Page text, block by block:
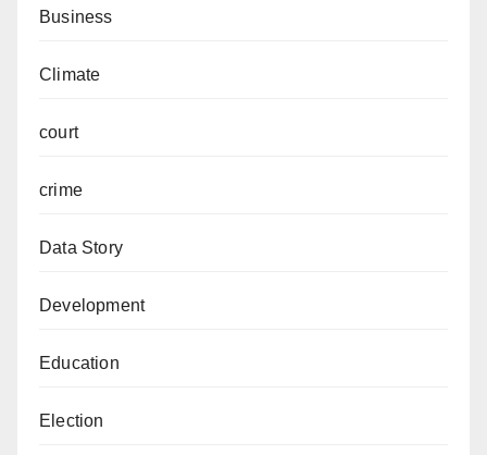
Business
Climate
court
crime
Data Story
Development
Education
Election